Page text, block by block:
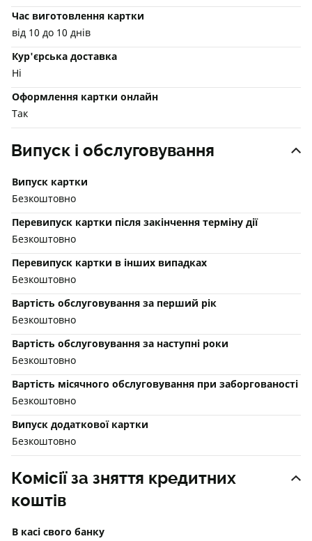
Час виготовлення картки
від 10 до 10 днів
Кур'єрська доставка
Ні
Оформлення картки онлайн
Так
Випуск і обслуговування
Випуск картки
Безкоштовно
Перевипуск картки після закінчення терміну дії
Безкоштовно
Перевипуск картки в інших випадках
Безкоштовно
Вартість обслуговування за перший рік
Безкоштовно
Вартість обслуговування за наступні роки
Безкоштовно
Вартість місячного обслуговування при заборгованості
Безкоштовно
Випуск додаткової картки
Безкоштовно
Комісії за зняття кредитних
коштів
В касі свого банку